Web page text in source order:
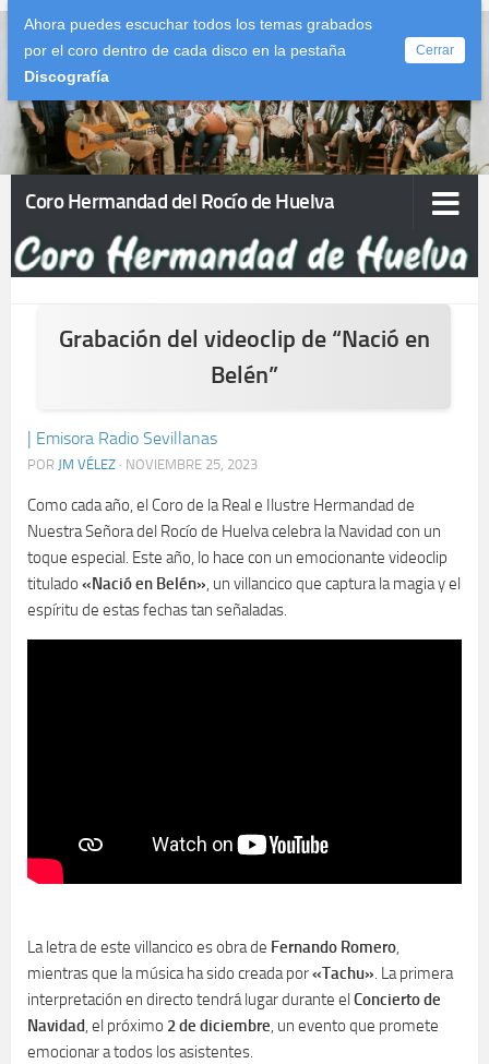
Ahora puedes escuchar todos los temas grabados
por el coro dentro de cada disco en la pestaña
Discografía
Cerrar
Saltar al contenido
Coro Hermandad del Rocío de Huelva
Grabación del videoclip de “Nació en
Belén”
| Emisora Radio Sevillanas
POR JM VÉLEZ · NOVIEMBRE 25, 2023
Como cada año, el Coro de la Real e Ilustre Hermandad de
Nuestra Señora del Rocío de Huelva celebra la Navidad con un
toque especial. Este año, lo hace con un emocionante videoclip
titulado «Nació en Belén», un villancico que captura la magia y el
espíritu de estas fechas tan señaladas.
La letra de este villancico es obra de Fernando Romero,
mientras que la música ha sido creada por«Tachu». La primera
interpretación en directo tendrá lugar durante el Concierto de
Navidad, el próximo 2 de diciembre, un evento que promete
emocionar a todos los asistentes.